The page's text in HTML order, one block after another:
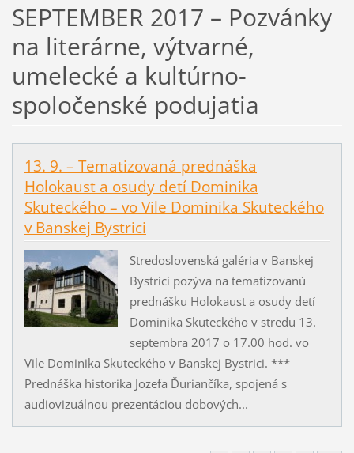
SEPTEMBER 2017 – Pozvánky
na literárne, výtvarné,
umelecké a kultúrno-
spoločenské podujatia
13. 9. – Tematizovaná prednáška
Holokaust a osudy detí Dominika
Skuteckého – vo Vile Dominika Skuteckého
v Banskej Bystrici
Stredoslovenská galéria v Banskej
Bystrici pozýva na tematizovanú
prednášku Holokaust a osudy detí
Dominika Skuteckého v stredu 13.
septembra 2017 o 17.00 hod. vo
Vile Dominika Skuteckého v Banskej Bystrici. ***
Prednáška historika Jozefa Ďuriančíka, spojená s
audiovizuálnou prezentáciou dobových...